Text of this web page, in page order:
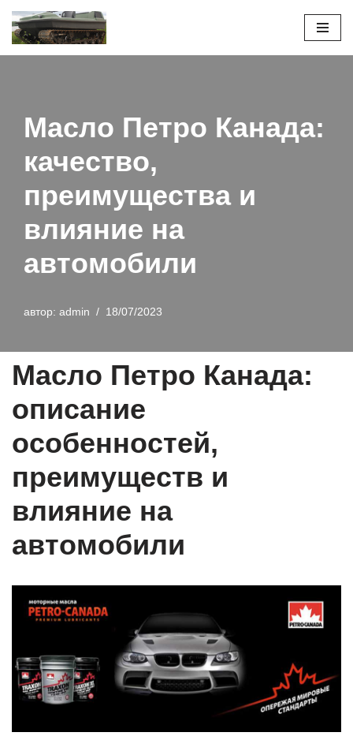
Перейти
Масло Петро Канада:
качество,
преимущества и
влияние на
автомобили
автор: admin 18/07/2023
Масло Петро Канада:
описание
особенностей,
преимуществ и
влияние на
автомобили